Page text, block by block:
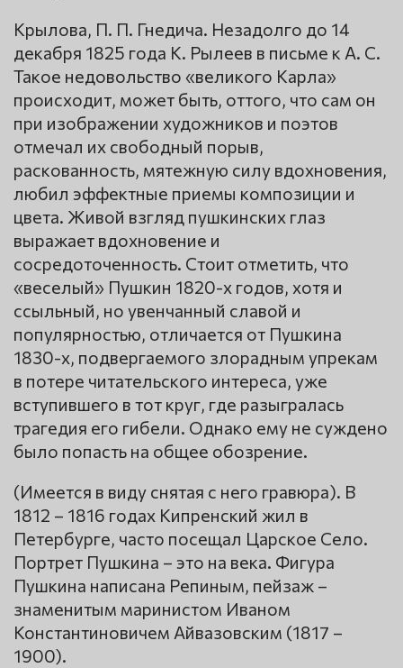
Крылова, П. П. Гнедича. Незадолго до 14
декабря 1825 года К. Рылеев в письме к А. С.
Такое недовольство «великого Карла»
происходит, может быть, оттого, что сам он
при изображении художников и поэтов
отмечал их свободный порыв,
раскованность, мятежную силу вдохновения,
любил эффектные приемы композиции и
цвета. Живой взгляд пушкинских глаз
выражает вдохновение и
сосредоточенность. Стоит отметить, что
«веселый» Пушкин 1820-х годов, хотя и
ссыльный, но увенчанный славой и
популярностью, отличается от Пушкина
1830-х, подвергаемого злорадным упрекам
в потере читательского интереса, уже
вступившего в тот круг, где разыгралась
трагедия его гибели. Однако ему не суждено
было попасть на общее обозрение.
(Имеется в виду снятая с него гравюра). В
1812 – 1816 годах Кипренский жил в
Петербурге, часто посещал Царское Село.
Портрет Пушкина – это на века. Фигура
Пушкина написана Репиным, пейзаж –
знаменитым маринистом Иваном
Константиновичем Айвазовским (1817 –
1900).